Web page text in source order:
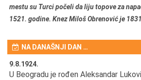
mestu su Turci počeli da liju topove za
1521. godine. Knez Miloš Obrenović je
NA DANAŠNJI DAN …
9.8.1924.
U Beogradu je rođen Aleksandar